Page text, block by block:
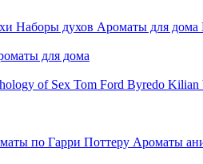
Наборы духов Ароматы для дома
для дома
of Sex Tom Ford Byredo Kilian
по Гарри Поттеру Ароматы